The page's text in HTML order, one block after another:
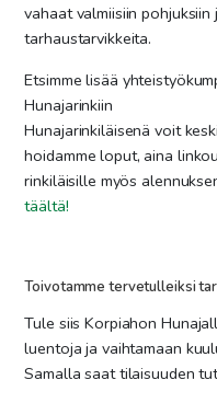
vahaat valmiisiin
tarhaustarvikkeita.
Etsimme lisää
Hunajarinkiin
Hunajarinkiläisenä voit
hoidamme loput, aina
rinkiläisille myös
täältä!
Toivotamme tervetulleiksi
Tule siis Korpiahon
luentoja ja vaihtamaan
Samalla saat tilaisuuden